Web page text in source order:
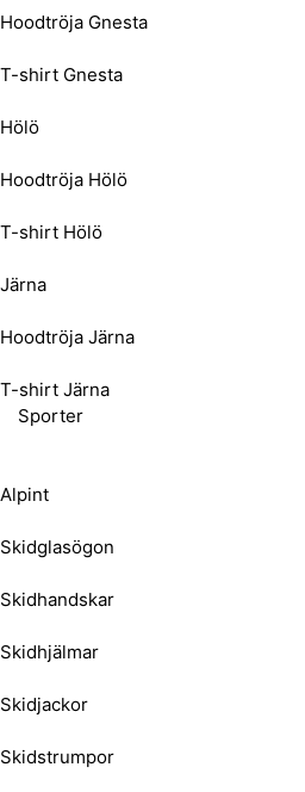
Hoodtröja Gnesta
T-shirt Gnesta
Hölö
Hoodtröja Hölö
T-shirt Hölö
Järna
Hoodtröja Järna
T-shirt Järna
Sporter
Alpint
Skidglasögon
Skidhandskar
Skidhjälmar
Skidjackor
Skidstrumpor